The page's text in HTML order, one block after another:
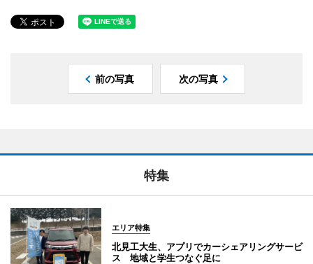
前の写真 次の写真
特集
エリア特集
北見工大生、アプリでカーシェアリングサービ
ス 地域と学生つなぐ足に